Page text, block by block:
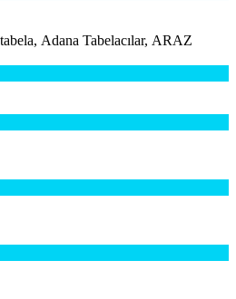
Adana Tabelacılar, ARAZ